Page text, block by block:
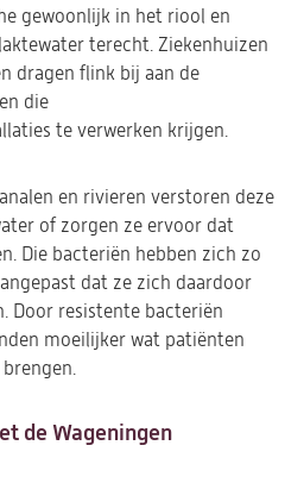
gewoonlijk in het riool en
terecht. Ziekenhuizen
dragen flink bij aan de
die
te verwerken krijgen.
en rivieren verstoren deze
of zorgen ze ervoor dat
Die bacteriën hebben zich zo
dat ze zich daardoor
Door resistente bacteriën
moeilijker wat patiënten
de Wageningen